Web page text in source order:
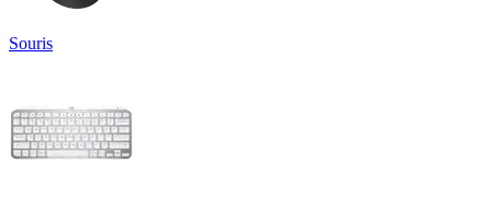
Souris